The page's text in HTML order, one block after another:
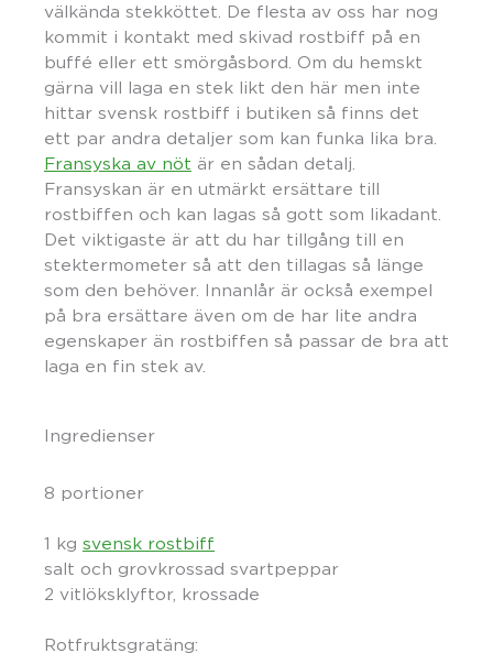
välkända stekköttet. De flesta av oss har nog
kommit i kontakt med skivad rostbiff på en
buffé eller ett smörgåsbord. Om du hemskt
gärna vill laga en stek likt den här men inte
hittar svensk rostbiff i butiken så finns det
ett par andra detaljer som kan funka lika bra.
Fransyska av nöt är en sådan detalj.
Fransyskan är en utmärkt ersättare till
rostbiffen och kan lagas så gott som likadant.
Det viktigaste är att du har tillgång till en
stektermometer så att den tillagas så länge
som den behöver. Innanlår är också exempel
på bra ersättare även om de har lite andra
egenskaper än rostbiffen så passar de bra att
laga en fin stek av.
Ingredienser
8 portioner
1 kg svensk rostbiff
salt och grovkrossad svartpeppar
2 vitlöksklyftor, krossade
Rotfruktsgratäng: